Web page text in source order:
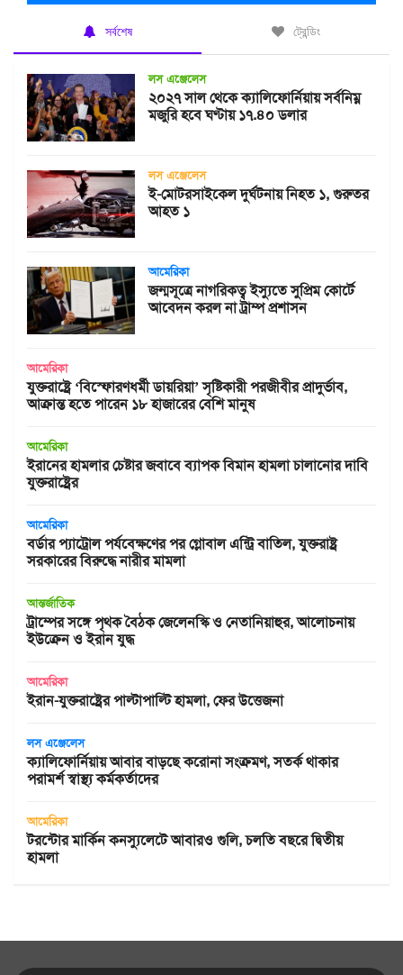
সর্বশেষ ট্রেন্ডিং
লস এঞ্জেলেস
২০২৭ সাল থেকে ক্যালিফোর্নিয়ায় সর্বনিম্ন
মজুরি হবে ঘণ্টায় ১৭.৪০ ডলার
লস এঞ্জেলেস
ই-মোটরসাইকেল দুর্ঘটনায় নিহত ১, গুরুতর
আহত ১
আমেরিকা
জন্মসূত্রে নাগরিকত্ব ইস্যুতে সুপ্রিম কোর্টে
আবেদন করল না ট্রাম্প প্রশাসন
আমেরিকা
যুক্তরাষ্ট্রে ‘বিস্ফোরণধর্মী ডায়রিয়া’ সৃষ্টিকারী পরজীবীর প্রাদুর্ভাব,
আক্রান্ত হতে পারেন ১৮ হাজারের বেশি মানুষ
আমেরিকা
ইরানের হামলার চেষ্টার জবাবে ব্যাপক বিমান হামলা চালানোর দাবি
যুক্তরাষ্ট্রের
আমেরিকা
বর্ডার প্যাট্রোল পর্যবেক্ষণের পর গ্লোবাল এন্ট্রি বাতিল, যুক্তরাষ্ট্র
সরকারের বিরুদ্ধে নারীর মামলা
আন্তর্জাতিক
ট্রাম্পের সঙ্গে পৃথক বৈঠক জেলেনস্কি ও নেতানিয়াহুর, আলোচনায়
ইউক্রেন ও ইরান যুদ্ধ
আমেরিকা
ইরান-যুক্তরাষ্ট্রের পাল্টাপাল্টি হামলা, ফের উত্তেজনা
লস এঞ্জেলেস
ক্যালিফোর্নিয়ায় আবার বাড়ছে করোনা সংক্রমণ, সতর্ক থাকার
পরামর্শ স্বাস্থ্য কর্মকর্তাদের
আমেরিকা
টরন্টোর মার্কিন কনস্যুলেটে আবারও গুলি, চলতি বছরে দ্বিতীয়
হামলা